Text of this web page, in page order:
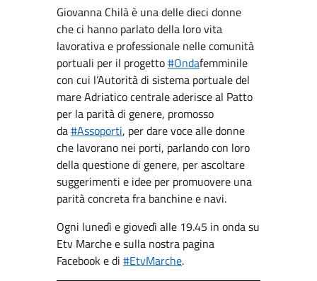
Giovanna Chilà è una delle dieci donne
che ci hanno parlato della loro vita
lavorativa e professionale nelle comunità
portuali per il progetto#Ondafemminile
con cui l’Autorità di sistema portuale del
mare Adriatico centrale aderisce al Patto
per la parità di genere, promosso
da#Assoporti, per dare voce alle donne
che lavorano nei porti, parlando con loro
della questione di genere, per ascoltare
suggerimenti e idee per promuovere una
parità concreta fra banchine e navi.
Ogni lunedì e giovedì alle 19.45 in onda su
Etv Marche e sulla nostra pagina
Facebook e di #EtvMarche.